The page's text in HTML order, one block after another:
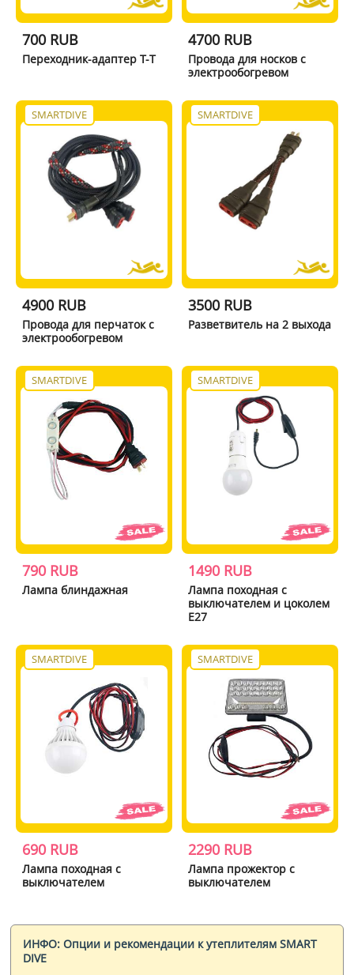
700 RUB
Переходник-адаптер Т-T
4700 RUB
Провода для носков с
электрообогревом
SMARTDIVE
4900 RUB
Провода для перчаток с
электрообогревом
SMARTDIVE
3500 RUB
Разветвитель на 2 выхода
SMARTDIVE
790 RUB
Лампа блиндажная
SMARTDIVE
1490 RUB
Лампа походная с
выключателем и цоколем
E27
SMARTDIVE
690 RUB
Лампа походная с
выключателем
SMARTDIVE
2290 RUB
Лампа прожектор с
выключателем
ИНФО: Опции и рекомендации к утеплителям SMART
DIVE